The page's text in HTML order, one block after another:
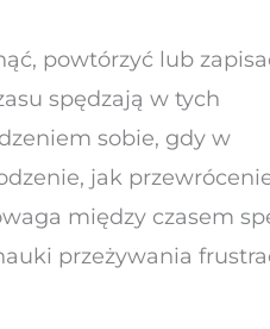
powtórzyć lub
spędzają w tych
sobie, gdy w
jak
między czasem
przeżywania